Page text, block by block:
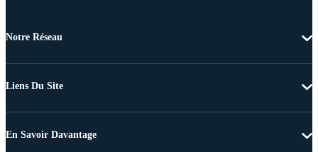
Notre Réseau
Liens Du Site
En Savoir Davantage